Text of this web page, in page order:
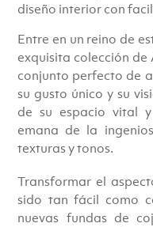
diseño interior con
Entre en un reino de
exquisita colección
conjunto perfecto de
su gusto único y su
de su espacio vital
emana de la
texturas y tonos.
Transformar el
sido tan fácil como
nuevas fundas de